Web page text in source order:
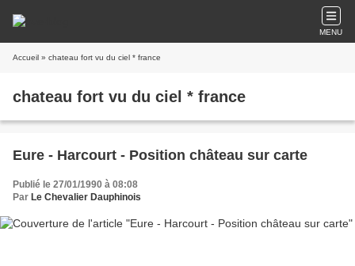
MENU
Accueil » chateau fort vu du ciel * france
chateau fort vu du ciel * france
Eure - Harcourt - Position château sur carte
Publié le 27/01/1990 à 08:08
Par Le Chevalier Dauphinois